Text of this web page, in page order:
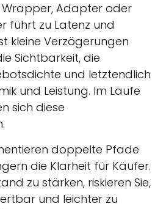
Wrapper, Adapter oder
führt zu Latenz und
kleine Verzögerungen
Sichtbarkeit, die
und letztendlich
und Leistung. Im Laufe
sich diese
doppelte Pfade
die Klarheit für Käufer.
zu stärken, riskieren Sie,
und leichter zu